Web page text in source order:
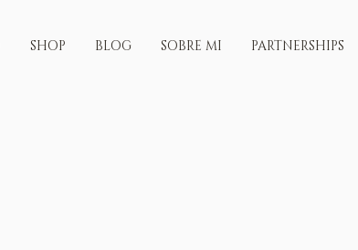
SHOP BLOG SOBRE MI PARTNERSHIPS